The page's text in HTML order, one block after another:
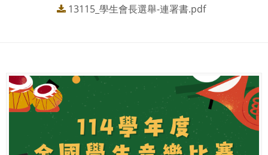
13115_學生會長選舉-連署書.pdf